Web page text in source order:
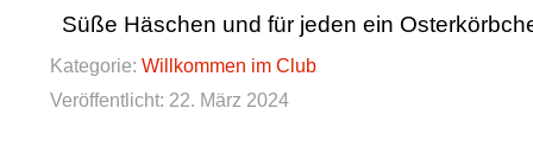
Süße Häschen und für jeden ein
Kategorie:Willkommen im Club
Veröffentlicht: 22. März 2024